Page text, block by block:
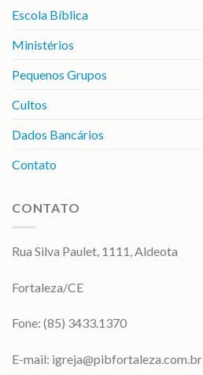
Escola Bíblica
Ministérios
Pequenos Grupos
Cultos
Dados Bancários
Contato
CONTATO
Rua Silva Paulet, 1111, Aldeota
Fortaleza/CE
Fone: (85) 3433.1370
E-mail: igreja@pibfortaleza.com.br